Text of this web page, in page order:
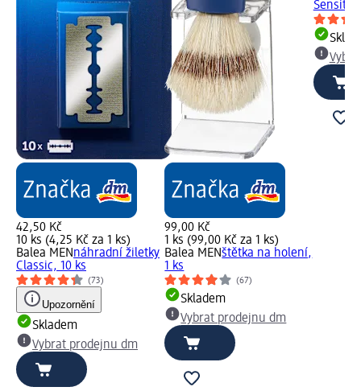
42,50 Kč
10 ks (4,25 Kč za 1 ks)
Balea MENnáhradní žiletky
Classic, 10 ks
(73)
Upozornění
Skladem
Vybrat prodejnu dm
99,00 Kč
1 ks (99,00 Kč za 1 ks)
Balea MENštětka na holení,
1 ks
(67)
Skladem
Vybrat prodejnu dm